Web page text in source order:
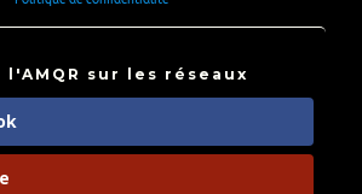
l'AMQR sur les réseaux